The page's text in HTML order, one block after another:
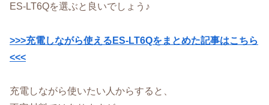
ES-LT6Qを選ぶと良いでしょう♪
>>>充電しながら使えるES-LT6Qをまとめた記事はこちら
<<<
充電しながら使いたい人からすると、